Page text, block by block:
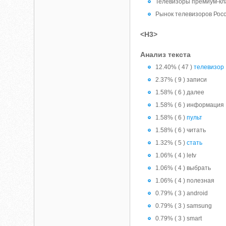
Телевизоры премиум-
Рынок телевизоров
<H3>
Анализ текста
12.40% ( 47 )телевизор
2.37% ( 9 ) записи
1.58% ( 6 ) далее
1.58% ( 6 ) информация
1.58% ( 6 )пульт
1.58% ( 6 ) читать
1.32% ( 5 )стать
1.06% ( 4 ) letv
1.06% ( 4 ) выбрать
1.06% ( 4 ) полезная
0.79% ( 3 ) android
0.79% ( 3 ) samsung
0.79% ( 3 ) smart